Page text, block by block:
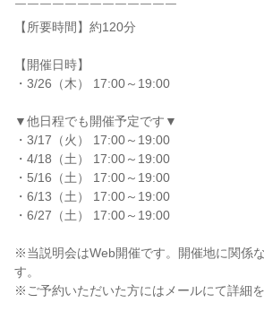
￣￣￣￣￣￣￣￣￣￣￣￣￣
【所要時間】約120分
【開催日時】
・3/26（木） 17:00～19:00
▼他日程でも開催予定です▼
・3/17（火） 17:00～19:00
・4/18（土） 17:00～19:00
・5/16（土） 17:00～19:00
・6/13（土） 17:00～19:00
・6/27（土） 17:00～19:00
※当説明会はWeb開催です。開催地に関係
す。
※ご予約いただいた⽅にはメールにて詳細を